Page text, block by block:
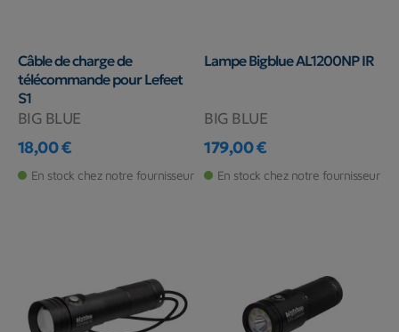
Câble de charge de
télécommande pour Lefeet
S1
BIG BLUE
Prix
18,00 €
En stock chez notre fournisseur
Lampe Bigblue AL1200NP IR
BIG BLUE
Prix
179,00 €
En stock chez notre fournisseur